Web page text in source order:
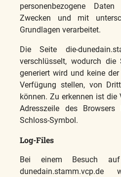
personenbezogene
Zwecken und mit
Grundlagen verarbeitet.
Die Seite die-
verschlüsselt, wodurch die
generiert wird und keine
Verfügung stellen, von
können. Zu erkennen ist die
Adresszeile des
Schloss-Symbol.
Log-Files
Bei einem Besuch